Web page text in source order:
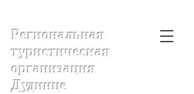
Региональная
туристическая
организация
Дудинце